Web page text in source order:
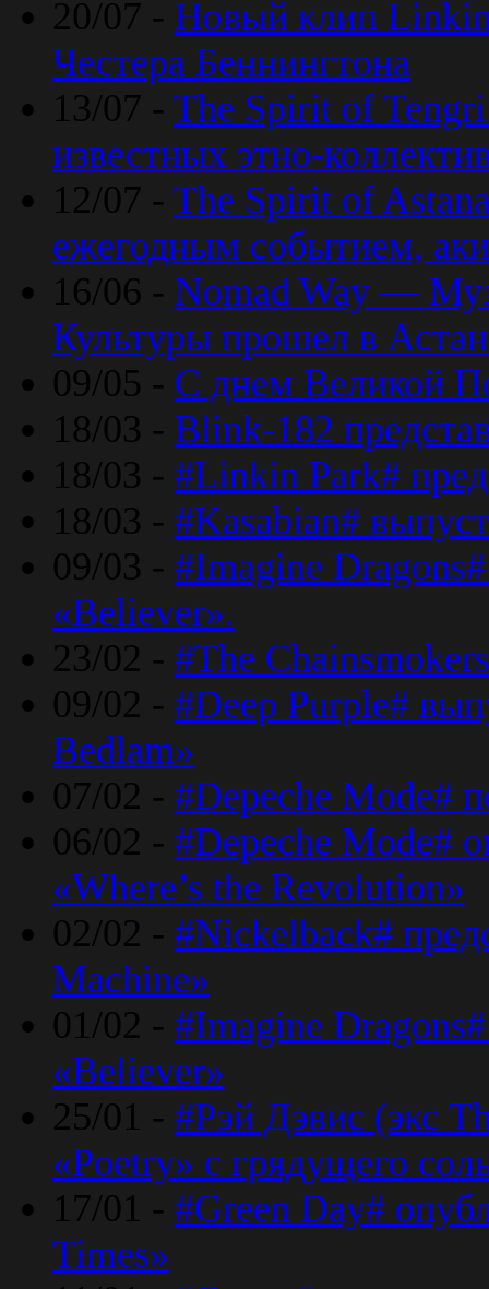
20/07 - Новый клип Linkin
Честера Беннингтона
13/07 - The Spirit of Tengri
известных этно-
12/07 - The Spirit of
ежегодным событием,
16/06 - Nomad Way —
Культуры прошел в
09/05 - С днем Великой
18/03 - Blink-182
18/03 - #Linkin Park#
18/03 - #Kasabian#
09/03 - #Imagine
«Believer».
23/02 - #The
09/02 - #Deep Purple#
Bedlam»
07/02 - #Depeche Mode#
06/02 - #Depeche Mode#
«Where’s the Revolution»
02/02 - #Nickelback#
Machine»
01/02 - #Imagine
«Believer»
25/01 - #Рэй Дэвис (экс
«Poetry» с грядущего
17/01 - #Green Day#
Times»